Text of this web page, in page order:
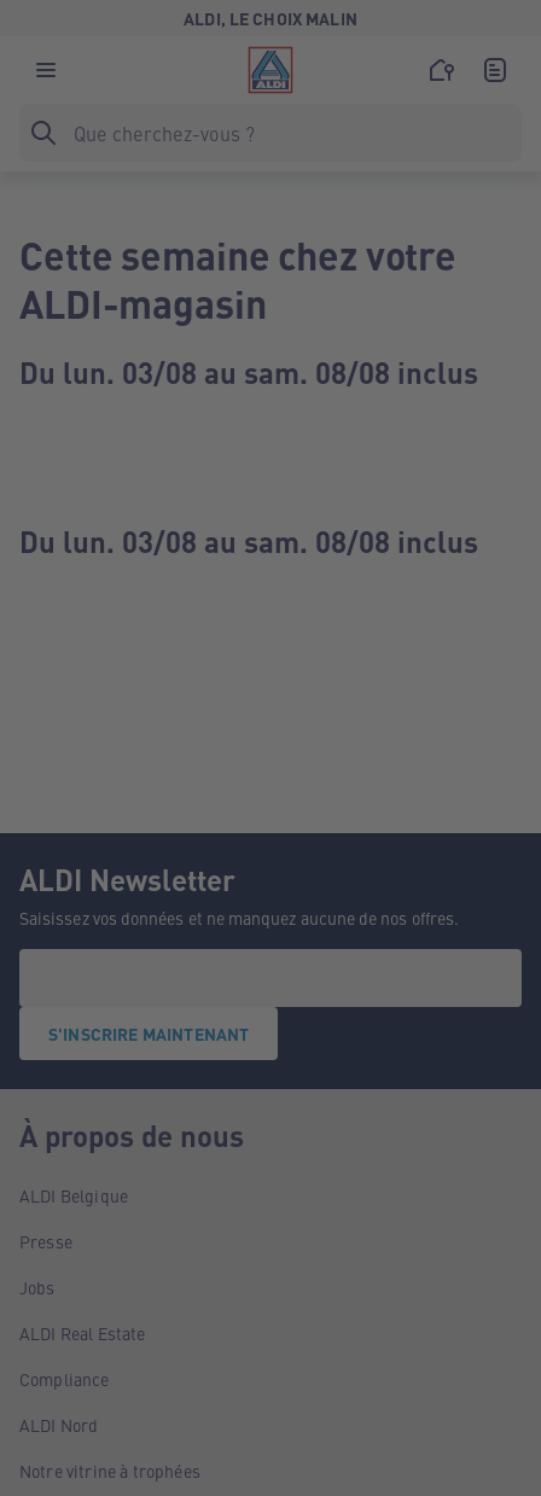
ALDI, LE CHOIX MALIN
Cette semaine chez votre
ALDI-magasin
Du lun. 03/08 au sam. 08/08 inclus
Du lun. 03/08 au sam. 08/08 inclus
ALDI Newsletter
Saisissez vos données et ne manquez aucune de nos offres.
S'INSCRIRE MAINTENANT
À propos de nous
ALDI Belgique
Presse
Jobs
ALDI Real Estate
Compliance
ALDI Nord
Notre vitrine à trophées